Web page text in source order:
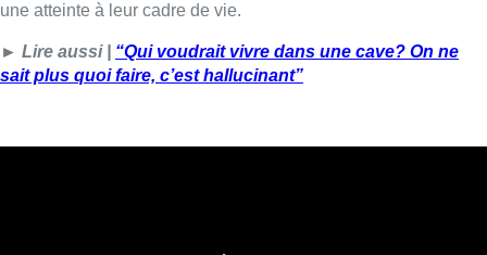
Pizza Nizar: un coup de pub
inattendu grâce à l’IA